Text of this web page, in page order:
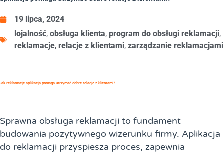
19 lipca, 2024
lojalność, obsługa klienta, program do obsługi reklamacji,
reklamacje, relacje z klientami, zarządzanie reklamacjami
Jak reklamacje aplikacja pomaga utrzymać dobre relacje z klientami?
Sprawna obsługa reklamacji to fundament
budowania pozytywnego wizerunku firmy. Aplikacja
do reklamacji przyspiesza proces, zapewnia